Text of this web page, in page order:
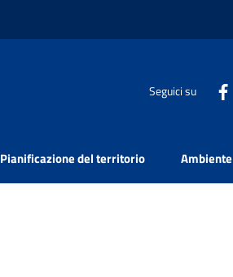
Seguici su
Pianificazione del territorio Ambiente